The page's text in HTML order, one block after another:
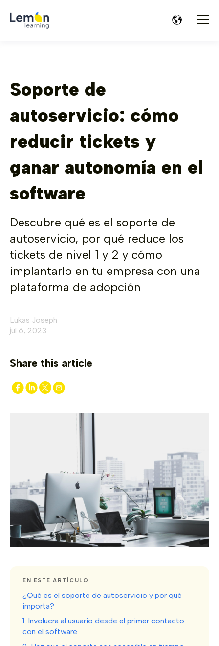
Soporte de
autoservicio: cómo
reducir tickets y
ganar autonomía en el
software
Descubre qué es el soporte de
autoservicio, por qué reduce los
tickets de nivel 1 y 2 y cómo
implantarlo en tu empresa con una
plataforma de adopción
Lukas Joseph
jul 6, 2023
Share this article
EN ESTE ARTÍCULO
¿Qué es el soporte de autoservicio y por qué
importa?
1. Involucra al usuario desde el primer contacto
con el software